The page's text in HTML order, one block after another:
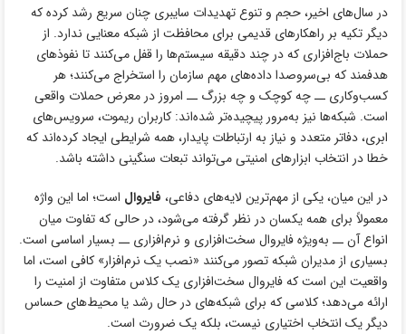
در سال‌های اخیر، حجم و تنوع تهدیدات سایبری چنان سریع رشد کرده که
دیگر تکیه بر راهکارهای قدیمی برای محافظت از شبکه معنایی ندارد. از
حملات باج‌افزاری که در چند دقیقه سیستم‌ها را قفل می‌کنند تا نفوذهای
هدفمند که بی‌سروصدا داده‌های مهم سازمان را استخراج می‌کنند؛ هر
کسب‌وکاری ــ چه کوچک و چه بزرگ ــ امروز در معرض حملات واقعی
است. شبکه‌ها نیز به‌مرور پیچیده‌تر شده‌اند: کاربران ریموت، سرویس‌های
ابری، دفاتر متعدد و نیاز به ارتباطات پایدار، همه شرایطی ایجاد کرده‌اند که
خطا در انتخاب ابزارهای امنیتی می‌تواند تبعات سنگینی داشته باشد.
در این میان، یکی از مهم‌ترین لایه‌های دفاعی، فایروال است؛ اما این واژه
معمولاً برای همه یکسان در نظر گرفته می‌شود، در حالی که تفاوت میان
انواع آن ــ به‌ویژه فایروال سخت‌افزاری و نرم‌افزاری ــ بسیار اساسی است.
بسیاری از مدیران شبکه تصور می‌کنند «نصب یک نرم‌افزار» کافی است، اما
واقعیت این است که فایروال سخت‌افزاری یک کلاس متفاوت از امنیت را
ارائه می‌دهد؛ کلاسی که برای شبکه‌های در حال رشد یا محیط‌های حساس
دیگر یک انتخاب اختیاری نیست، بلکه یک ضرورت است.